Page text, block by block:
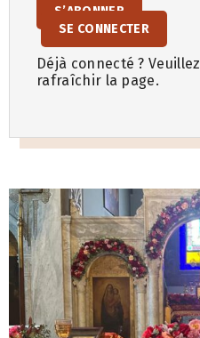
S’ABONNER
SE CONNECTER
Déjà connecté ? Veuillez
rafraîchir la page.